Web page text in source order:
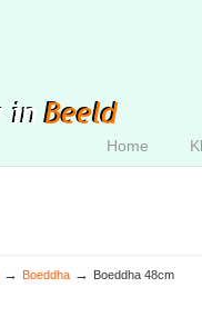
Home
→ Boeddha → Boeddha 48cm